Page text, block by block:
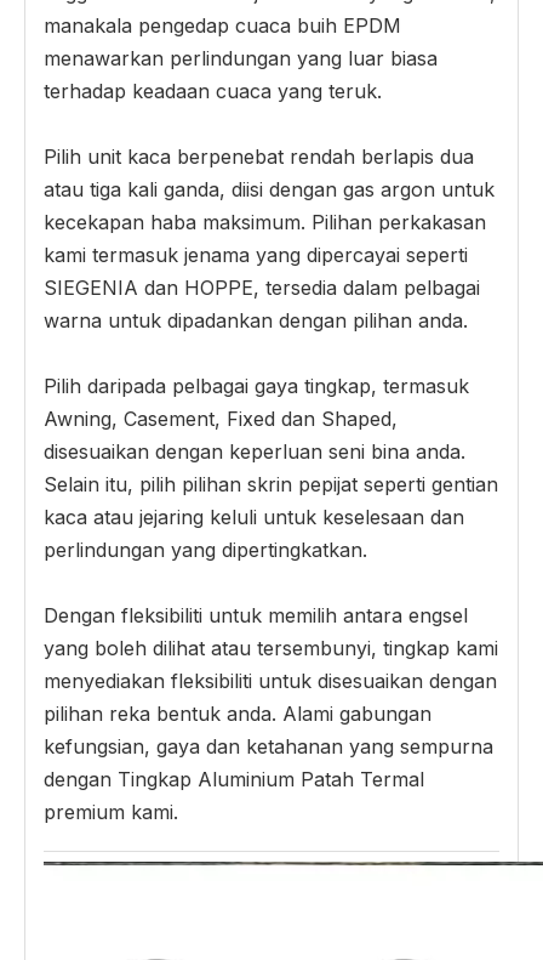
manakala pengedap cuaca buih EPDM
menawarkan perlindungan yang luar biasa
terhadap keadaan cuaca yang teruk.
Pilih unit kaca berpenebat rendah berlapis dua
atau tiga kali ganda, diisi dengan gas argon untuk
kecekapan haba maksimum. Pilihan perkakasan
kami termasuk jenama yang dipercayai seperti
SIEGENIA dan HOPPE, tersedia dalam pelbagai
warna untuk dipadankan dengan pilihan anda.
Pilih daripada pelbagai gaya tingkap, termasuk
Awning, Casement, Fixed dan Shaped,
disesuaikan dengan keperluan seni bina anda.
Selain itu, pilih pilihan skrin pepijat seperti gentian
kaca atau jejaring keluli untuk keselesaan dan
perlindungan yang dipertingkatkan.
Dengan fleksibiliti untuk memilih antara engsel
yang boleh dilihat atau tersembunyi, tingkap kami
menyediakan fleksibiliti untuk disesuaikan dengan
pilihan reka bentuk anda. Alami gabungan
kefungsian, gaya dan ketahanan yang sempurna
dengan Tingkap Aluminium Patah Termal
premium kami.